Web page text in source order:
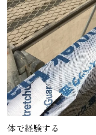
体で経験する